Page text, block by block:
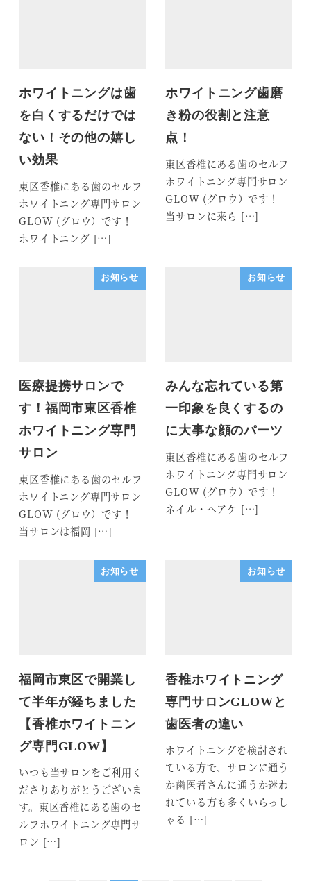
ホワイトニングは歯
を白くするだけでは
ない！その他の嬉し
い効果
東区香椎にある歯のセルフ
ホワイトニング専門サロン
GLOW (グロウ）です！
ホワイトニング […]
ホワイトニング歯磨
き粉の役割と注意
点！
東区香椎にある歯のセルフ
ホワイトニング専門サロン
GLOW (グロウ）です！
当サロンに来ら […]
お知らせ
医療提携サロンで
す！福岡市東区香椎
ホワイトニング専門
サロン
東区香椎にある歯のセルフ
ホワイトニング専門サロン
GLOW (グロウ）です！
当サロンは福岡 […]
お知らせ
みんな忘れている第
一印象を良くするの
に大事な顔のパーツ
東区香椎にある歯のセルフ
ホワイトニング専門サロン
GLOW (グロウ）です！
ネイル・ヘアケ […]
お知らせ
福岡市東区で開業し
て半年が経ちました
【香椎ホワイトニン
グ専門GLOW】
いつも当サロンをご利用く
ださりありがとうございま
す。東区香椎にある歯のセ
ルフホワイトニング専門サ
ロン […]
お知らせ
香椎ホワイトニング
専門サロンGLOWと
歯医者の違い
ホワイトニングを検討され
ている方で、サロンに通う
か歯医者さんに通うか迷わ
れている方も多くいらっし
ゃる […]